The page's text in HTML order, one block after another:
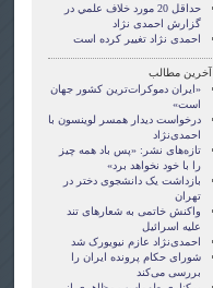
حداقل 20 مورد خلاف علمي در
گزارش احمدی نژاد
احمدی نژاد تغییر کرده است
آخرین مطالب
«ایران دموکرات‌ترین کشور جهان
است»
درخواست دیدار همسر لوینسون با
احمدی‌نژاد
تازه‌های نشر: «پس باد همه چیز
را با خود نخواهد برد»
بازداشت یک دانشجوی دختر در
تهران
واکنش خاتمی به شعار‌های تند
علیه اسرائیل
احمدی‌نژاد عازم نیویورک شد
شورای حکام پرونده ایران را
بررسی می‌کند